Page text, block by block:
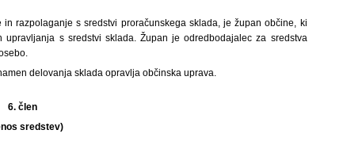
razpolaganje s sredstvi proračunskega sklada, je župan občine, ki
s sredstvi sklada. Župan je odredbodajalec za sredstva
delovanja sklada opravlja občinska uprava.
6. člen
sredstev)